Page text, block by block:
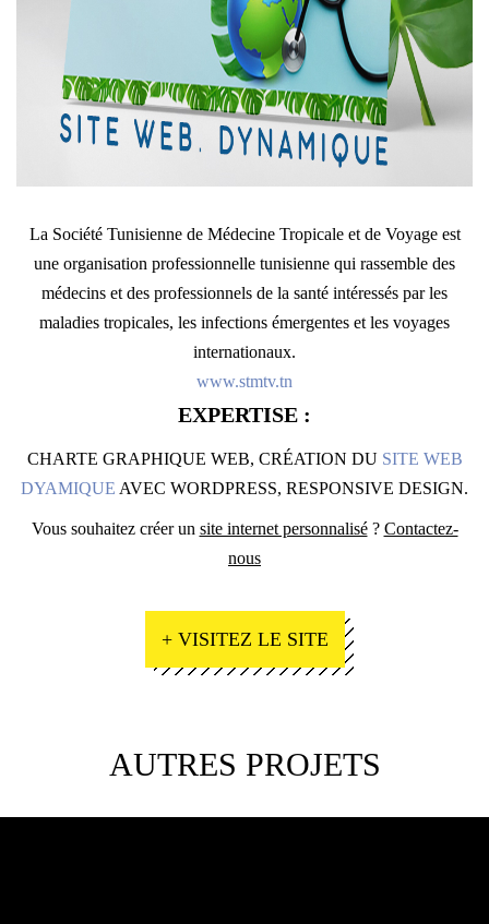
La Société Tunisienne de Médecine Tropicale et de Voyage est
une organisation professionnelle tunisienne qui rassemble des
médecins et des professionnels de la santé intéressés par les
maladies tropicales, les infections émergentes et les voyages
internationaux.
www.stmtv.tn
EXPERTISE :
CHARTE GRAPHIQUE WEB, CRÉATION DU SITE WEB
DYAMIQUE AVEC WORDPRESS, RESPONSIVE DESIGN.
Vous souhaitez créer un site internet personnalisé? Contactez-
nous
+ VISITEZ LE SITE
AUTRES PROJETS